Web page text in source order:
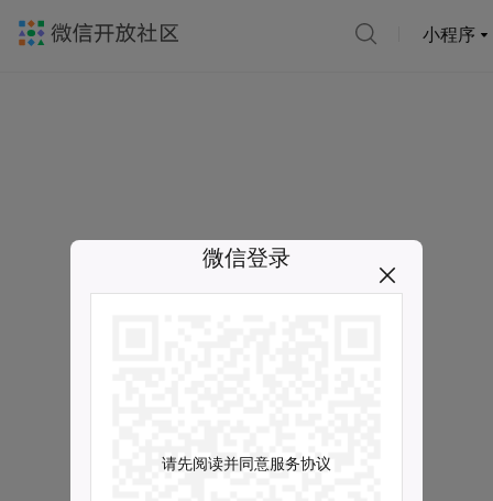
小程序
微信登录
请先阅读并同意服务协议